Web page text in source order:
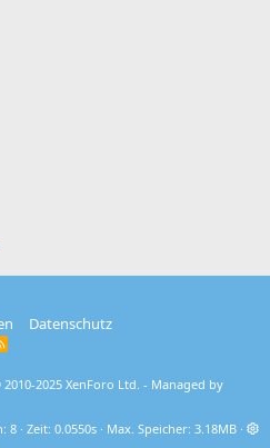
Datenschutz
R
2025 XenForo Ltd. - Managed by
8 Zeit 0.0550s Max. Speicher 3.18MB